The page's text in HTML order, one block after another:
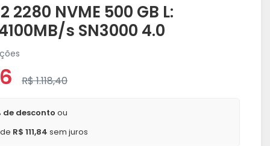
2280 NVME 500 GB L:
s SN3000 4.0
R$ 1.118,40
de desconto ou
de R$ 111,84 sem juros